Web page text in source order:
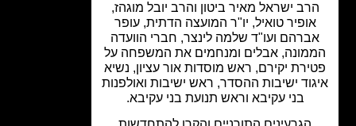
ישראל מאיר ביטון והרב יובל מוגהז,
טואיל, יו"ר המועצה הדתית, עופר
ועו"ד שלמה לינצר, חברי הוועדה
אבלים ומנחמים את המשפחה על
יקירם, ראש מוסדות אור עציון, נשיא
ישיבות ההסדר, ראש ישיבות ואולפנות
בני עקיבא וראש תנועת בני עקיבא.